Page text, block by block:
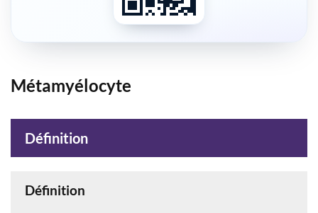
Métamyélocyte
Définition
Définition